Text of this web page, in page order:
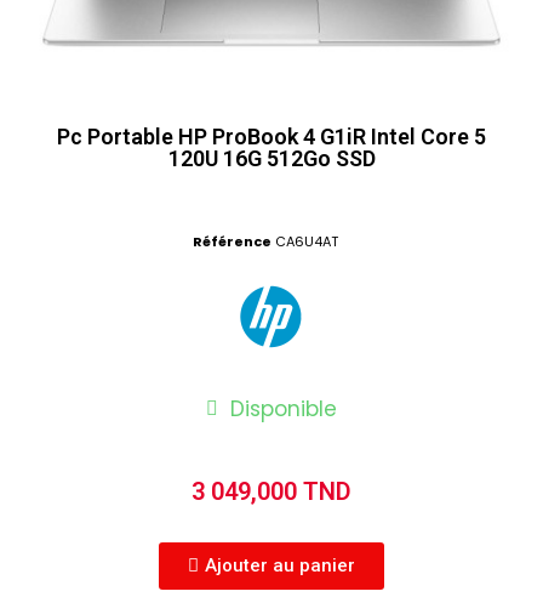
Pc Portable HP ProBook 4 G1iR Intel Core 5
120U 16G 512Go SSD
Référence CA6U4AT
Disponible
3 049,000 TND
Ajouter au panier